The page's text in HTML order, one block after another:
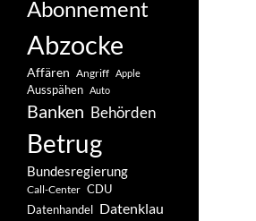
Abonnement
Abzocke
Affären Angriff Apple
Ausspähen Auto
Banken Behörden
Betrug
Bundesregierung
Call-Center CDU
Datenhandel Datenklau